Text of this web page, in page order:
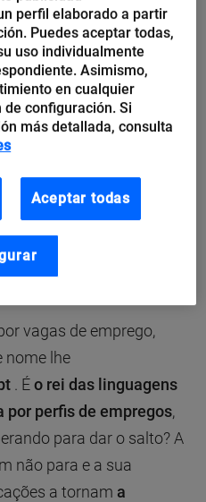
passos na
poder tirar dúvidas e
com outras linguagens
do Python é bastante
lógica podemos
do código e, caso as
de nada.
vagas de emprego,
nome lhe
. Éo rei das linguagens
por perfis de empregos,
para dar o salto? A
não para e a sua
a tornam a
perfil elaborado a partir
Puedes aceptar todas,
uso individualmente
Asimismo,
en cualquier
configuración. Si
más detallada, consulta
Aceptar todas